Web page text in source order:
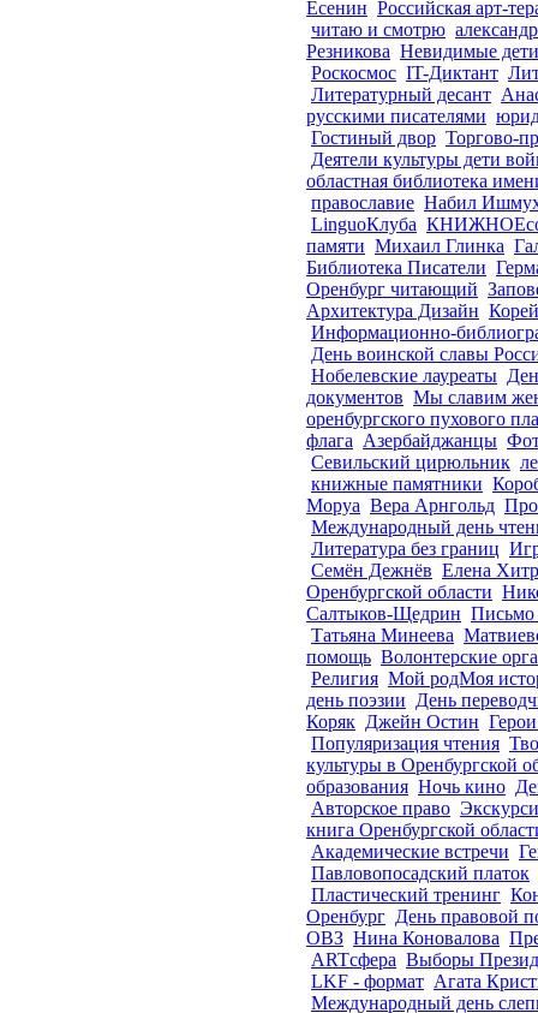
Есенин Российская арт-
читаю и смотрю
Резникова Невидимые дети
Роскосмос IT-Диктант
Литературный десант
русскими писателями
Гостиный двор Торгово-
Деятели культуры дети
областная библиотека
православие Набил
LinguoКлуба
памяти Михаил Глинка
Библиотека Писатели
Оренбург читающий
Архитектура Дизайн
Информационно-
День воинской славы
Нобелевские лауреаты
документов Мы славим
оренбургского пухового
флага Азербайджанцы
Севильский цирюльник
книжные памятники
Моруа Вера Арнгольд
Международный день
Литература без границ
Семён Дежнёв Елена
Оренбургской области
Салтыков-Щедрин
Татьяна Минеева
помощь Волонтерские
Религия Мой родМоя
день поэзии День
Коряк Джейн Остин
Популяризация чтения
культуры в Оренбургской
образования Ночь кино
Авторское право
книга Оренбургской
Академические встречи
Павловопосадский платок
Пластический тренинг
Оренбург День правовой
ОВЗ Нина Коновалова
ARTсфера Выборы
LKF - формат Агата
Международный день